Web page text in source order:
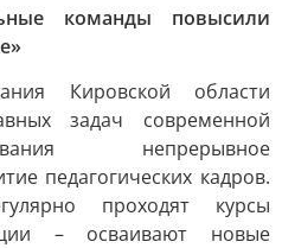
команды повысили
Кировской области
задач современной
непрерывное
педагогических кадров.
проходят курсы
– осваивают новые